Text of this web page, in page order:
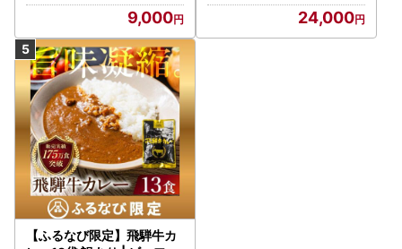
9,000 24,000
【ふるなび限定】飛騨牛カ